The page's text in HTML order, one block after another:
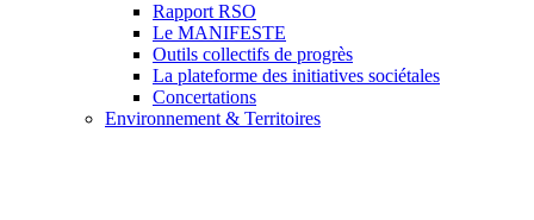
Rapport RSO
Le MANIFESTE
Outils collectifs de progrès
La plateforme des initiatives sociétales
Concertations
Environnement & Territoires